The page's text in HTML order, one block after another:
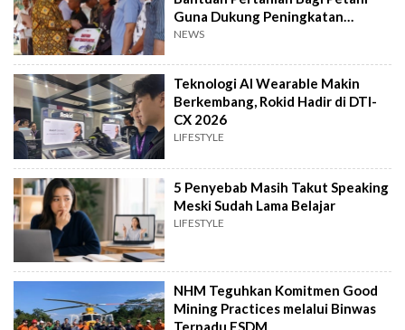
Guna Dukung Peningkatan
Produksi
NEWS
Teknologi AI Wearable Makin
Berkembang, Rokid Hadir di DTI-
CX 2026
LIFESTYLE
5 Penyebab Masih Takut Speaking
Meski Sudah Lama Belajar
LIFESTYLE
NHM Teguhkan Komitmen Good
Mining Practices melalui Binwas
Terpadu ESDM